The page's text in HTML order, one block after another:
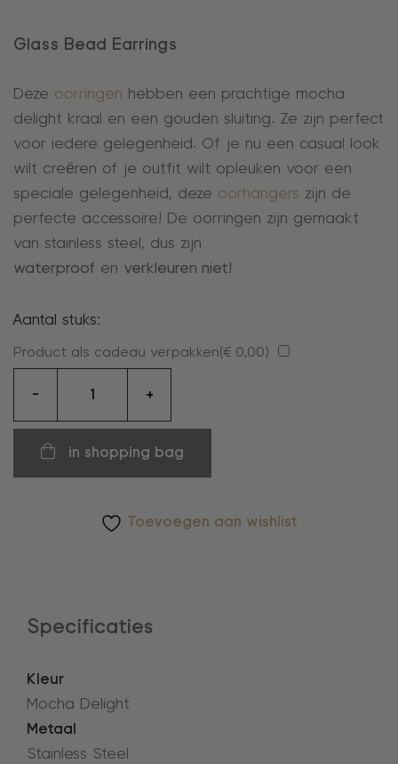
Glass Bead Earrings
Deze oorringen hebben een prachtige mocha
delight kraal en een gouden sluiting. Ze zijn perfect
voor iedere gelegenheid. Of je nu een casual look
wilt creëren of je outfit wilt opleuken voor een
speciale gelegenheid, deze oorhangers zijn de
perfecte accessoire! De oorringen zijn gemaakt
van stainless steel, dus zijn
waterproof en verkleuren niet!
Aantal stuks:
Product als cadeau verpakken(€ 0,00)
-
aantal
+
in shopping bag
Toevoegen aan wishlist
Specificaties
Kleur
Mocha Delight
Metaal
Stainless Steel